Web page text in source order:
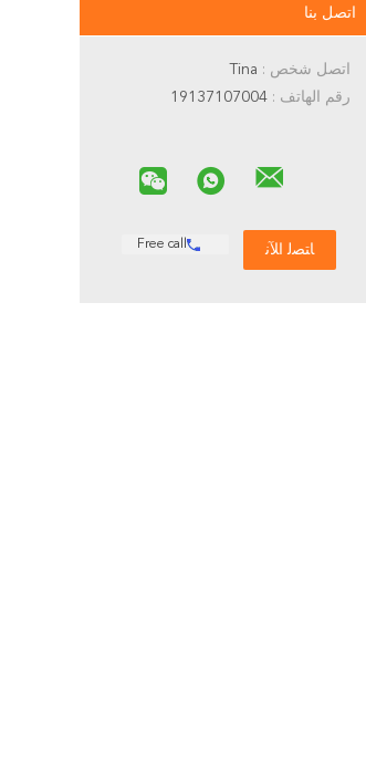
اتصل بنا
اتصل شخص :
رقم الهاتف :
Free call